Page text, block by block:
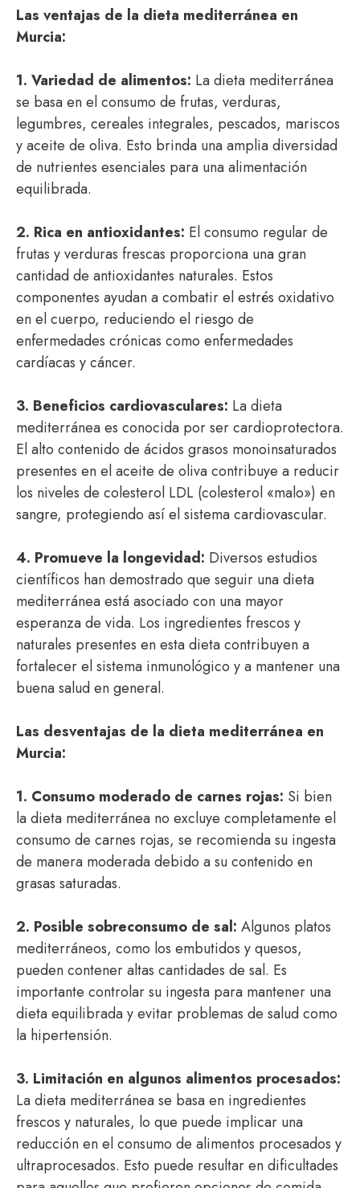
Las ventajas de la dieta mediterránea en
Murcia:
1. Variedad de alimentos: La dieta mediterránea
se basa en el consumo de frutas, verduras,
legumbres, cereales integrales, pescados, mariscos
y aceite de oliva. Esto brinda una amplia diversidad
de nutrientes esenciales para una alimentación
equilibrada.
2. Rica en antioxidantes: El consumo regular de
frutas y verduras frescas proporciona una gran
cantidad de antioxidantes naturales. Estos
componentes ayudan a combatir el estrés oxidativo
en el cuerpo, reduciendo el riesgo de
enfermedades crónicas como enfermedades
cardíacas y cáncer.
3. Beneficios cardiovasculares: La dieta
mediterránea es conocida por ser cardioprotectora.
El alto contenido de ácidos grasos monoinsaturados
presentes en el aceite de oliva contribuye a reducir
los niveles de colesterol LDL (colesterol «malo») en
sangre, protegiendo así el sistema cardiovascular.
4. Promueve la longevidad: Diversos estudios
científicos han demostrado que seguir una dieta
mediterránea está asociado con una mayor
esperanza de vida. Los ingredientes frescos y
naturales presentes en esta dieta contribuyen a
fortalecer el sistema inmunológico y a mantener una
buena salud en general.
Las desventajas de la dieta mediterránea en
Murcia:
1. Consumo moderado de carnes rojas: Si bien
la dieta mediterránea no excluye completamente el
consumo de carnes rojas, se recomienda su ingesta
de manera moderada debido a su contenido en
grasas saturadas.
2. Posible sobreconsumo de sal: Algunos platos
mediterráneos, como los embutidos y quesos,
pueden contener altas cantidades de sal. Es
importante controlar su ingesta para mantener una
dieta equilibrada y evitar problemas de salud como
la hipertensión.
3. Limitación en algunos alimentos procesados:
La dieta mediterránea se basa en ingredientes
frescos y naturales, lo que puede implicar una
reducción en el consumo de alimentos procesados y
ultraprocesados. Esto puede resultar en dificultades